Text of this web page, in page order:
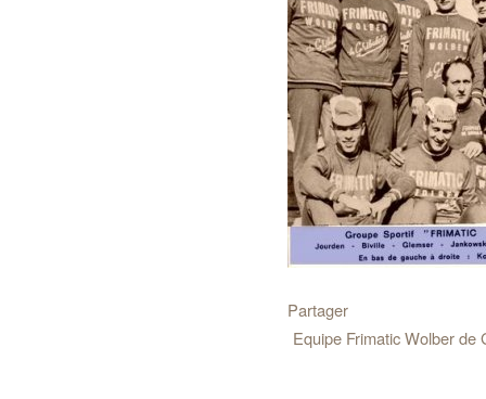
Partager
Equipe Frimatic Wolber de